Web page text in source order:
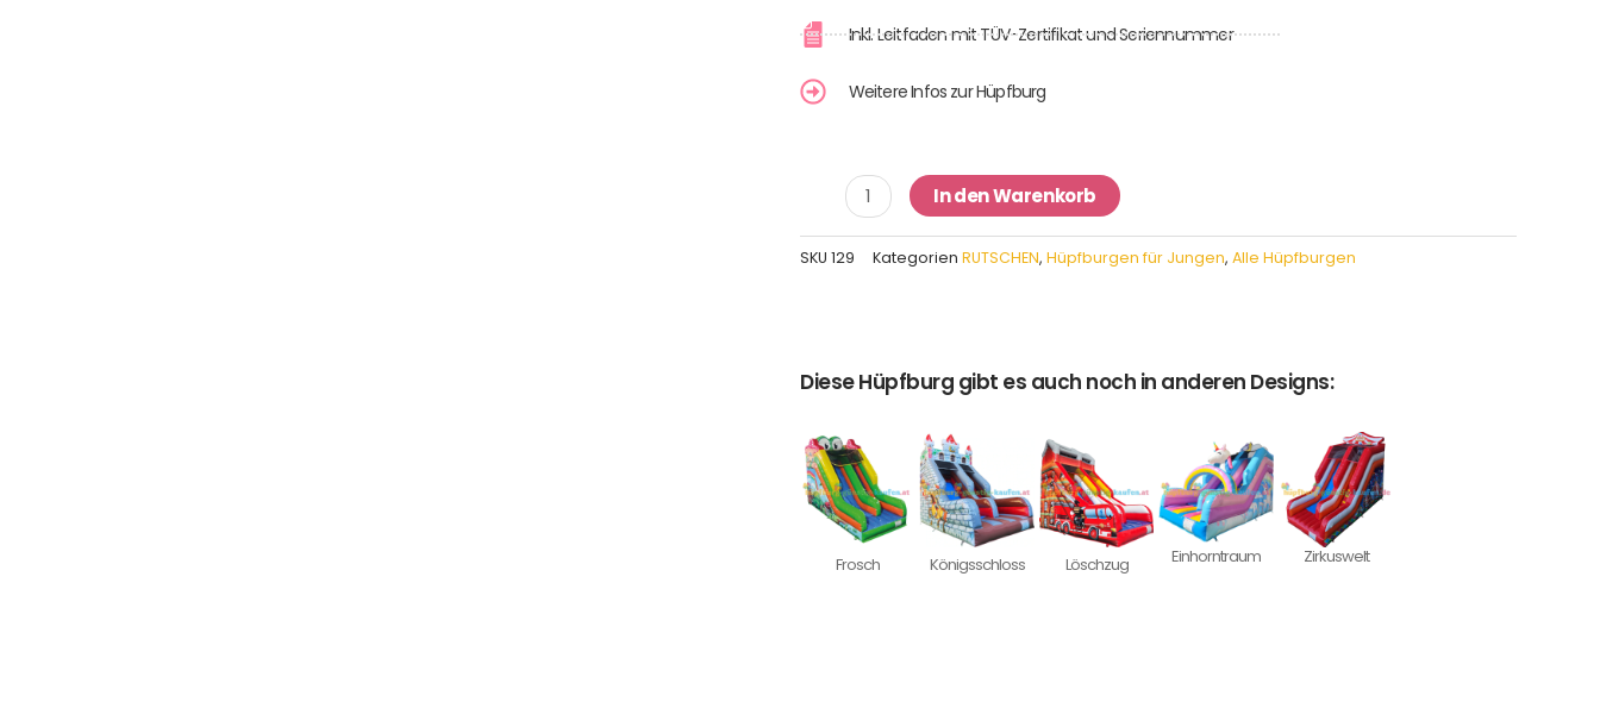
Inkl. Leitfaden mit TÜV-Zertifikat und Seriennummer
Weitere Infos zur Hüpfburg
Hüpfburg
Rutsche
Löschzug
In den Warenkorb
SKU 129 Kategorien RUTSCHEN, Hüpfburgen für Jungen, Alle Hüpfburgen
Diese Hüpfburg gibt es auch noch in anderen Designs:
Frosch Königsschloss Löschzug Einhorntraum Zirkuswelt